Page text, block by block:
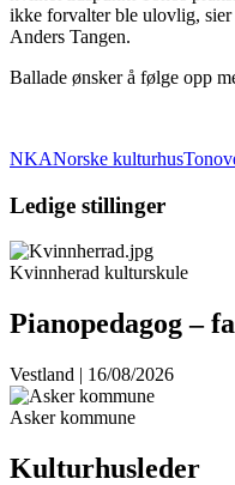
ikke forvalter ble ulovlig,
Anders Tangen.
Ballade ønsker å følge opp
NKANorske kulturhusTono
Ledige stillinger
Kvinnherad kulturskule
Pianopedagog –
Vestland | 16/08/2026
Asker kommune
Kulturhusleder